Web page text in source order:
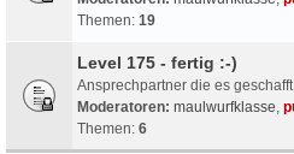
Themen: 19
Level 175 - fertig :-)
Ansprechpartner die es
Moderatoren: maulwurfklasse,
Themen: 6